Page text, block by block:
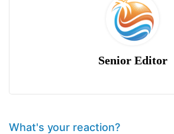
Senior Editor
What's your reaction?